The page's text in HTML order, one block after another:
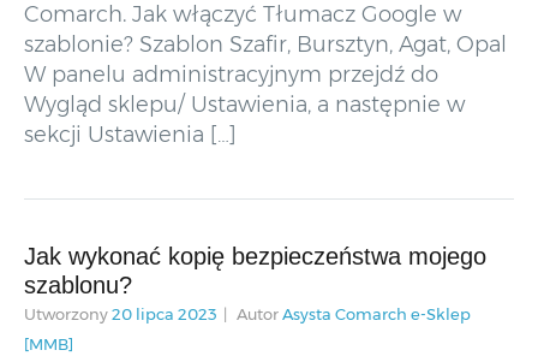
Comarch. Jak włączyć Tłumacz Google w
szablonie? Szablon Szafir, Bursztyn, Agat, Opal
W panelu administracyjnym przejdź do
Wygląd sklepu/ Ustawienia, a następnie w
sekcji Ustawienia […]
Jak wykonać kopię bezpieczeństwa mojego
szablonu?
Utworzony20 lipca 2023 AutorAsysta Comarch e-Sklep
[MMB]